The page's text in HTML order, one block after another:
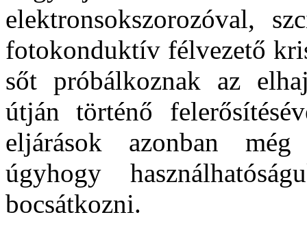
elektronsokszorozóval,
fotokonduktív félvezető
sőt próbálkoznak az
útján történő
eljárások azonban
úgyhogy
bocsátkozni.